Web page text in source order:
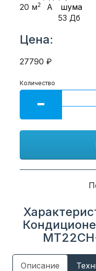
20 м2
A
53 Дб
Цена:
27790 ₽
Количество
Описание